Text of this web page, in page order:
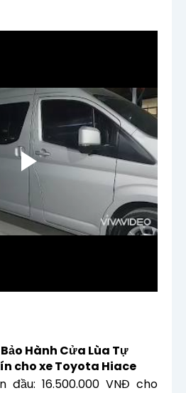
Hành Cửa Lùa Tự
cho xe Toyota Hiace
16.500.000 VNĐ cho